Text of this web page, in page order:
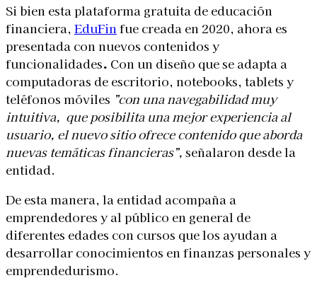
Si bien esta plataforma gratuita de educación
financiera, EduFin fue creada en 2020, ahora es
presentada con nuevos contenidos y
funcionalidades. Con un diseño que se adapta a
computadoras de escritorio, notebooks, tablets y
teléfonos móviles ”con una navegabilidad muy
intuitiva, que posibilita una mejor experiencia al
usuario, el nuevo sitio ofrece contenido que aborda
nuevas temáticas financieras”, señalaron desde la
entidad.
De esta manera, la entidad acompaña a
emprendedores y al público en general de
diferentes edades con cursos que los ayudan a
desarrollar conocimientos en finanzas personales y
emprendedurismo.